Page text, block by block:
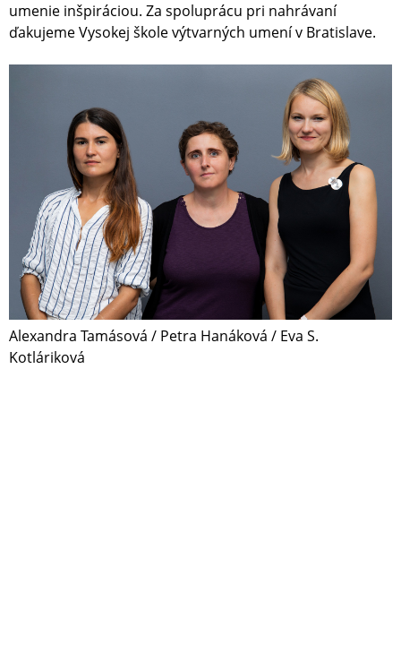
umenie inšpiráciou. Za spoluprácu pri nahrávaní
ďakujeme Vysokej škole výtvarných umení v Bratislave.
Alexandra Tamásová / Petra Hanáková / Eva S.
Kotláriková